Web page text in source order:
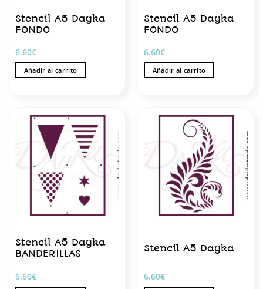
Stencil A5 Dayka
FONDO
6.60€
Añadir al carrito
Stencil A5 Dayka
FONDO
6.60€
Añadir al carrito
Stencil A5 Dayka
BANDERILLAS
6.60€
Stencil A5 Dayka
6.60€